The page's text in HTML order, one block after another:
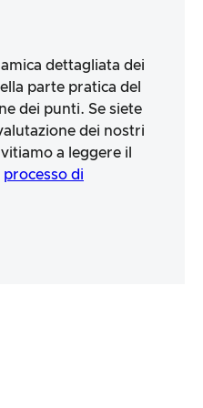
dettagliata dei
parte pratica del
dei punti. Se siete
dei nostri
a leggere il
processo di